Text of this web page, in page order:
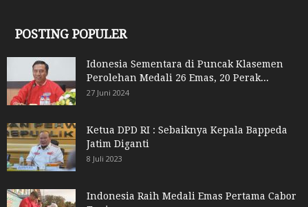
POSTING POPULER
Idonesia Sementara di Puncak Klasemen
Perolehan Medali 26 Emas, 20 Perak...
27 Juni 2024
Ketua DPD RI : Sebaiknya Kepala Bappeda
Jatim Diganti
8 Juli 2023
Indonesia Raih Medali Emas Pertama Cabor